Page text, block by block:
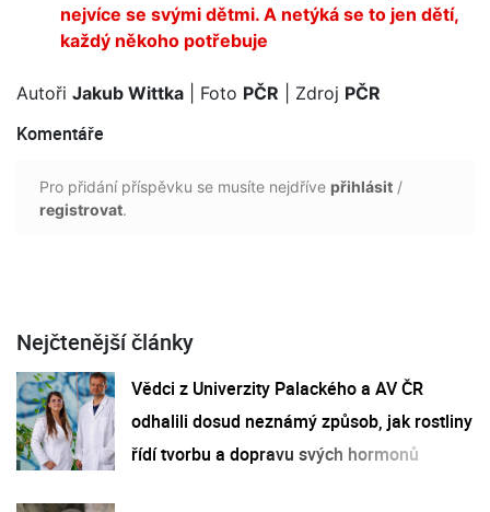
nejvíce se svými dětmi. A netýká se to jen dětí,
každý někoho potřebuje
Autoři Jakub Wittka | Foto PČR | Zdroj PČR
Komentáře
Pro přidání příspěvku se musíte nejdříve přihlásit /
registrovat.
Nejčtenější články
Vědci z Univerzity Palackého a AV ČR
odhalili dosud neznámý způsob, jak rostliny
řídí tvorbu a dopravu svých hormonů